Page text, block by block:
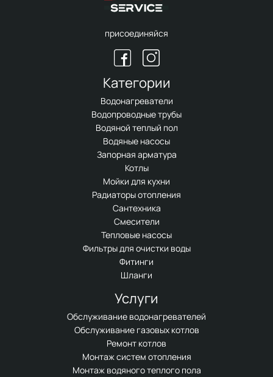
присоединяйся
Категории
Водонагреватели
Водопроводные трубы
Водяной теплый пол
Водяные насосы
Запорная арматура
Котлы
Мойки для кухни
Радиаторы отопления
Сантехника
Смесители
Тепловые насосы
Фильтры для очистки воды
Фитинги
Шланги
Услуги
Обслуживание водонагревателей
Обслуживание газовых котлов
Ремонт котлов
Монтаж систем отопления
Монтаж водяного теплого пола